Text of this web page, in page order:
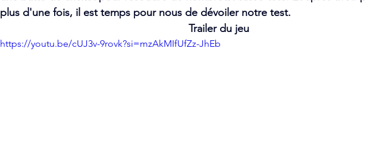
plus d'une fois, il est temps pour nous de dévoiler notre test.
Trailer du jeu
https://youtu.be/cUJ3v-9rovk?si=mzAkMIfUfZz-JhEb